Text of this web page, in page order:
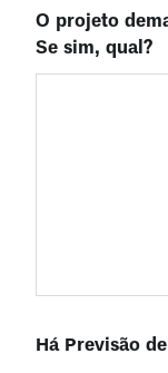
O projeto
Se sim, qual?
Há Previsão